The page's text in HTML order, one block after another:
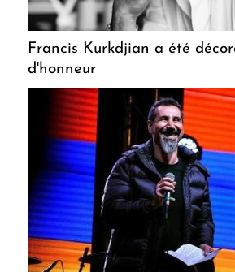
Francis Kurkdjian a été
d'honneur